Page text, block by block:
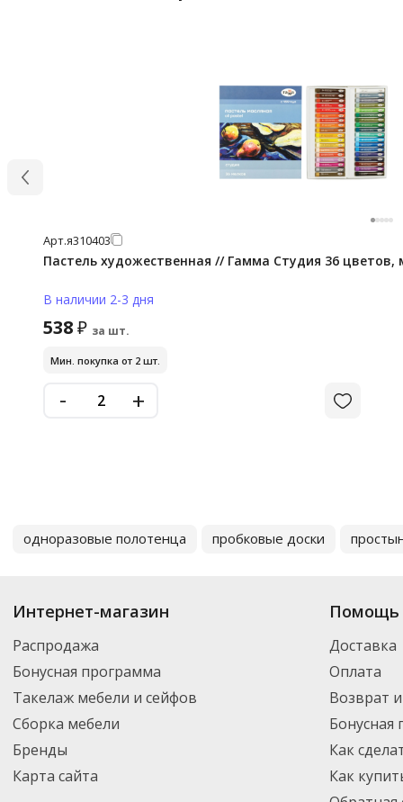
Арт.я310403
Пастель художественная // Гамма Студия 36 цветов,
В наличии 2-3 дня
538₽ за шт.
Мин. покупка от 2 шт.
- +
одноразовые полотенца пробковые доски
Интернет-магазин
Распродажа
Бонусная программа
Такелаж мебели и сейфов
Сборка мебели
Бренды
Карта сайта
Помощь
Доставка
Оплата
Возврат
Бонусная
Как
Как